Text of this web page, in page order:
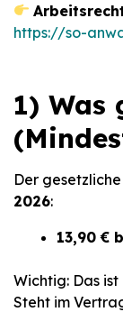
https://so-
1) Was
Der
2026:
13,90 €
Wichtig: Das ist
Steht im